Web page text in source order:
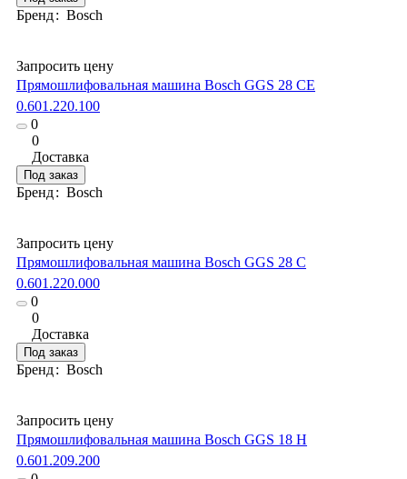
Бренд: Bosch
Запросить цену
Прямошлифовальная машина Bosch GGS 28 CE
0.601.220.100
0
0
Доставка
Под заказ
Бренд: Bosch
Запросить цену
Прямошлифовальная машина Bosch GGS 28 C
0.601.220.000
0
0
Доставка
Под заказ
Бренд: Bosch
Запросить цену
Прямошлифовальная машина Bosch GGS 18 H
0.601.209.200